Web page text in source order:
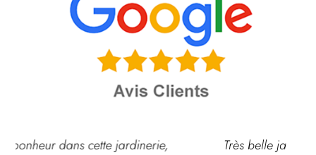
Très belle jardinerie, grand choix de fleurs et